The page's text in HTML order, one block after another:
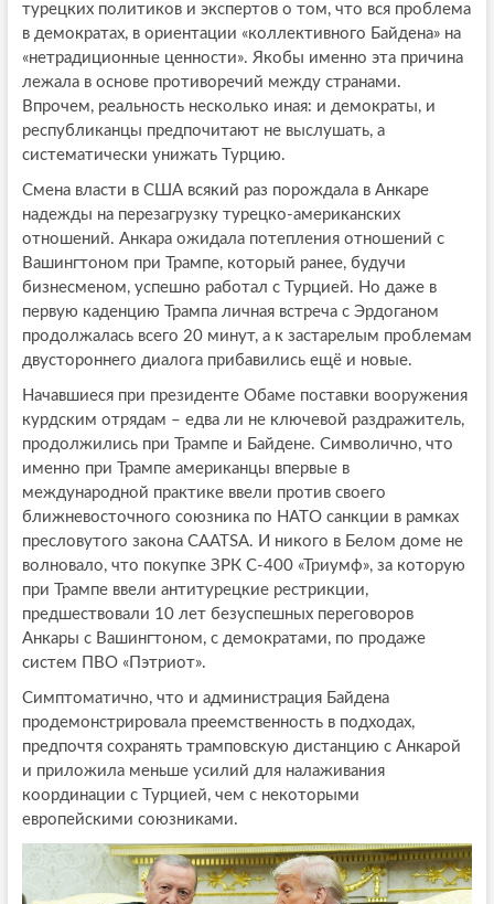
турецких политиков и экспертов о том, что вся проблема
в демократах, в ориентации «коллективного Байдена» на
«нетрадиционные ценности». Якобы именно эта причина
лежала в основе противоречий между странами.
Впрочем, реальность несколько иная: и демократы, и
республиканцы предпочитают не выслушать, а
систематически унижать Турцию.
Смена власти в США всякий раз порождала в Анкаре
надежды на перезагрузку турецко-американских
отношений. Анкара ожидала потепления отношений с
Вашингтоном при Трампе, который ранее, будучи
бизнесменом, успешно работал с Турцией. Но даже в
первую каденцию Трампа личная встреча с Эрдоганом
продолжалась всего 20 минут, а к застарелым проблемам
двустороннего диалога прибавились ещё и новые.
Начавшиеся при президенте Обаме поставки вооружения
курдским отрядам – едва ли не ключевой раздражитель,
продолжились при Трампе и Байдене. Символично, что
именно при Трампе американцы впервые в
международной практике ввели против своего
ближневосточного союзника по НАТО санкции в рамках
пресловутого закона CAATSA. И никого в Белом доме не
волновало, что покупке ЗРК С-400 «Триумф», за которую
при Трампе ввели антитурецкие рестрикции,
предшествовали 10 лет безуспешных переговоров
Анкары с Вашингтоном, с демократами, по продаже
систем ПВО «Пэтриот».
Симптоматично, что и администрация Байдена
продемонстрировала преемственность в подходах,
предпочтя сохранять трамповскую дистанцию с Анкарой
и приложила меньше усилий для налаживания
координации с Турцией, чем с некоторыми
европейскими союзниками.